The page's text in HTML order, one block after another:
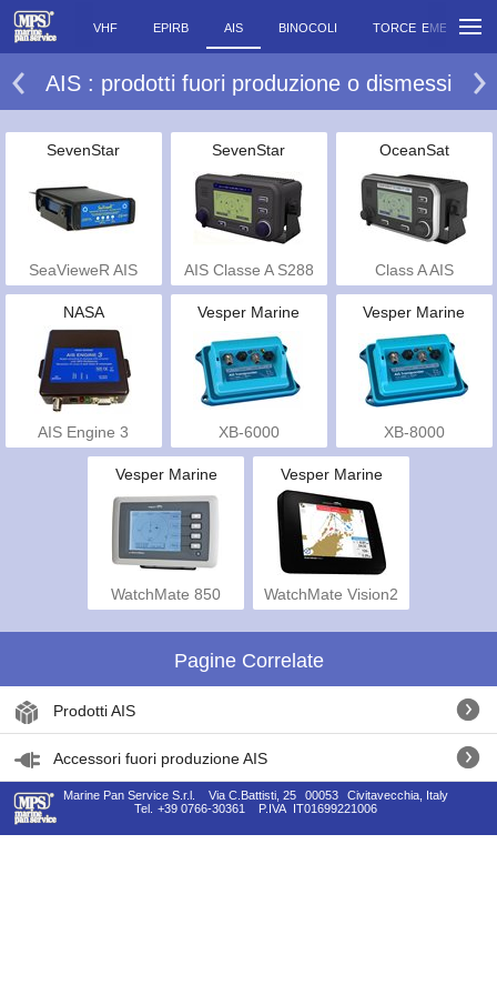
VHF EPIRB AIS BINOCOLI TORCE EMERGENZA
AIS : prodotti fuori produzione o dismessi
SevenStar
SeaVieweR AIS
SevenStar
AIS Classe A S288
OceanSat
Class A AIS
NASA
AIS Engine 3
Vesper Marine
XB-6000
Vesper Marine
XB-8000
Vesper Marine
WatchMate 850
Vesper Marine
WatchMate Vision2
Pagine Correlate
Prodotti AIS
Accessori fuori produzione AIS
Marine Pan Service S.r.l. Via C.Battisti, 25 00053
Civitavecchia, Italy
Tel.
+39 0766-30361 P.IVA IT01699221006